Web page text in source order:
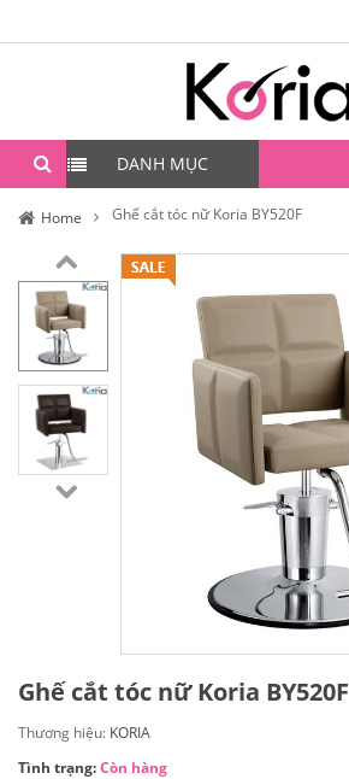
DANH MỤC
Home Ghế cắt tóc nữ Koria BY520F
Ghế cắt tóc nữ Koria BY520F
Thương hiệu: KORIA
Tình trạng:Còn hàng